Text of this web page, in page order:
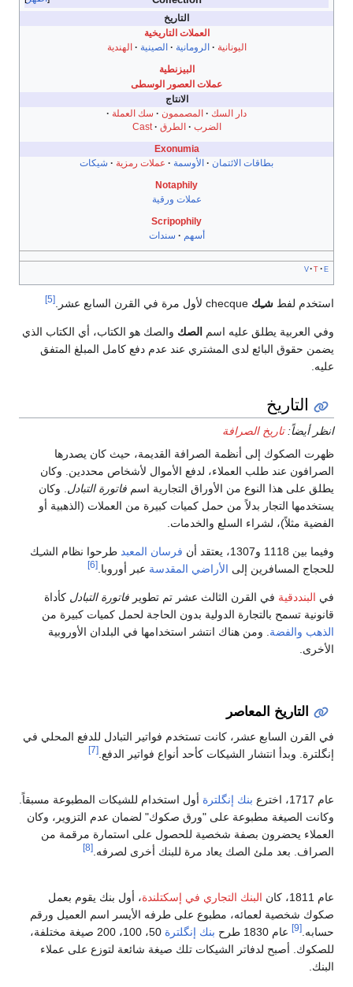
العملات التاريخية
الرومانية الصينية
الهندية
البيزنطية
عملات العصور الوسطى
المصممون
سك العملة
الطرق
Cast
Exonumia
بطاقات الائتمان
الأوسمة عملات رمزية
شيكات
Notaphily
عملات ورقية
Scripophily
سندات
لفطشـِكchecque لأول مرة في القرن السابع عشر.
العربية يطلق عليه اسمالصكوالصك هو الكتاب، أي الكتاب الذي
حقوق البائع لدى المشتري عند عدم دفع كامل المبلغ المتفق
التاريخ
أيضاً:تاريخ الصرافة
الصكوك إلى أنظمة الصرافة القديمة، حيث كان يصدرها
عند طلب العملاء، لدفع الأموال لأشخاص محددين. وكان
على هذا النوع من الأوراق التجارية اسم فاتورة التبادل. وكان
التجار بدلاً من حمل كميات كبيرة من العملات (الذهبية أو
مثلاً)، لشراء السلع والخدمات.
و1307، يعتقد أن فرسان المعبدطرحوا نظام الشـِك
المسافرين إلى الأراضي المقدسةعبر أوروبا.
البنددقيةفي القرن الثالث عشر تم تطويرفاتورة التبادلكأداة
تسمح بالتجارة الدولية بدون الحاجة لحمل كميات كبيرة من
والفضة . ومن هناك انتشر استخدامها في البلدان الأوروبية
التاريخ المعاصر
السابع عشر، كانت تستخدم فواتير التبادل للدفع المحلي في
وبدأ انتشار الشيكات كأحد أنواع فواتير الدفع.
بنك إنگلترة أول استخدام للشيكات المطبوعة مسبقاً.
الصيغة مطبوعة على "ورق صكوك" لضمان عدم التزوير، وكان
يحضرون بصفة شخصية للحصول على استمارة مرقمة من
بعد ملئ الصك يعاد مرة للبنك أخرى لصرفه.
البنك التجاري في إسكتلندة، أول بنك يقوم بعمل
شخصية لعمائه، مطبوع على طرفه الأيسر اسم العميل ورقم
عام 1830 طرح بنك إنگلترة
50، 100، 200 صيغة مختلفة،
أصبح لدفاتر الشيكات تلك صيغة شائعة لتوزع على عملاء